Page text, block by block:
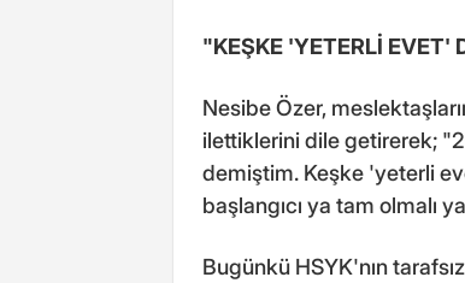
"KEŞKE 'YETERLİ EVET'
Nesibe Özer,
ilettiklerini dile getirerek;
demiştim. Keşke 'yeterli
başlangıcı ya tam olmalı
Bugünkü HSYK'nın